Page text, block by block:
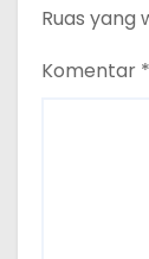
Ruas yang
Komentar *